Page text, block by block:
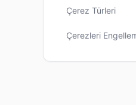
Çerez Türleri
Çerezleri